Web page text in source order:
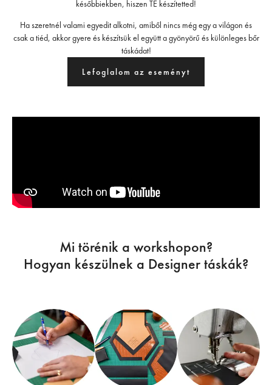
későbbiekben, hiszen TE készítetted!
Ha szeretnél valami egyedit alkotni, amiből nincs még egy a világon és
csak a tiéd, akkor gyere és készítsük el együtt a gyönyörű és különleges bőr
táskádat!
Lefoglalom az eseményt
Mi törénik a workshopon?
Hogyan készülnek a Designer táskák?